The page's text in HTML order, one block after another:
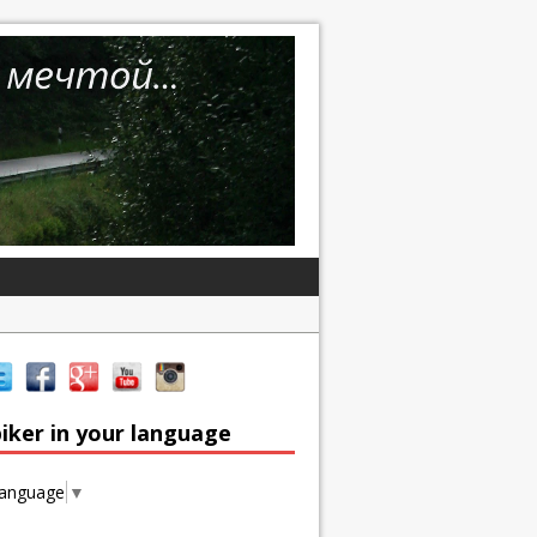
in your language
▼